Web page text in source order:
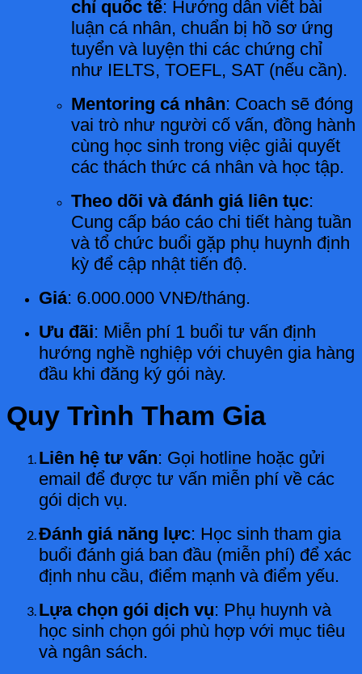
chỉ quốc tế: Hướng dẫn viết bài
luận cá nhân, chuẩn bị hồ sơ ứng
tuyển và luyện thi các chứng chỉ
như IELTS, TOEFL, SAT (nếu cần).
Mentoring cá nhân: Coach sẽ đóng
vai trò như người cố vấn, đồng hành
cùng học sinh trong việc giải quyết
các thách thức cá nhân và học tập.
Theo dõi và đánh giá liên tục:
Cung cấp báo cáo chi tiết hàng tuần
và tổ chức buổi gặp phụ huynh định
kỳ để cập nhật tiến độ.
Giá: 6.000.000 VNĐ/tháng.
Ưu đãi: Miễn phí 1 buổi tư vấn định
hướng nghề nghiệp với chuyên gia hàng
đầu khi đăng ký gói này.
Quy Trình Tham Gia
Liên hệ tư vấn: Gọi hotline hoặc gửi
email để được tư vấn miễn phí về các
gói dịch vụ.
Đánh giá năng lực: Học sinh tham gia
buổi đánh giá ban đầu (miễn phí) để xác
định nhu cầu, điểm mạnh và điểm yếu.
Lựa chọn gói dịch vụ: Phụ huynh và
học sinh chọn gói phù hợp với mục tiêu
và ngân sách.